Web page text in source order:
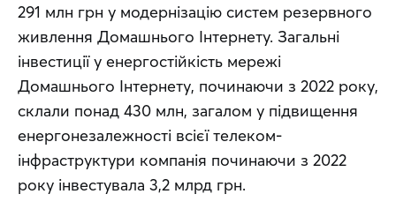
291 млн грн у модернізацію систем резервного
живлення Домашнього Інтернету. Загальні
інвестиції у енергостійкість мережі
Домашнього Інтернету, починаючи з 2022 року,
склали понад 430 млн, загалом у підвищення
енергонезалежності всієї телеком-
інфраструктури компанія починаючи з 2022
року інвестувала 3,2 млрд грн.